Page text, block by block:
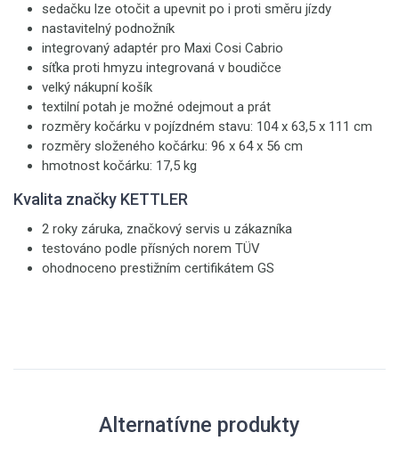
sedačku lze otočit a upevnit po i proti směru jízdy
nastavitelný podnožník
integrovaný adaptér pro Maxi Cosi Cabrio
síťka proti hmyzu integrovaná v boudičce
velký nákupní košík
textilní potah je možné odejmout a prát
rozměry kočárku v pojízdném stavu: 104 x 63,5 x 111 cm
rozměry složeného kočárku: 96 x 64 x 56 cm
hmotnost kočárku: 17,5 kg
Kvalita značky KETTLER
2 roky záruka, značkový servis u zákazníka
testováno podle přísných norem TÜV
ohodnoceno prestižním certifikátem GS
Alternatívne produkty